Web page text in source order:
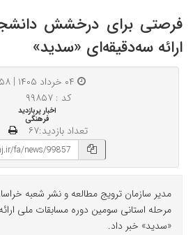
فرصتی برای درخشش
ارائه سه‌دقیقه‌ای «سدید»
کد : ۹۹۸۵۷
اخبار پربازدید
فرهنگی
تعداد بازدید:۶۷
مدیر سازمان ترویج مطالعه و نشر شعبه
مرحله استانی سومین دوره مسابقات ملی
«سدید» خبر داد.